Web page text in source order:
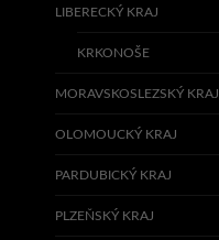
LIBERECKÝ KRAJ
KRKONOŠE
MORAVSKOSLEZSKÝ KRAJ
OLOMOUCKÝ KRAJ
PARDUBICKÝ KRAJ
PLZEŇSKÝ KRAJ